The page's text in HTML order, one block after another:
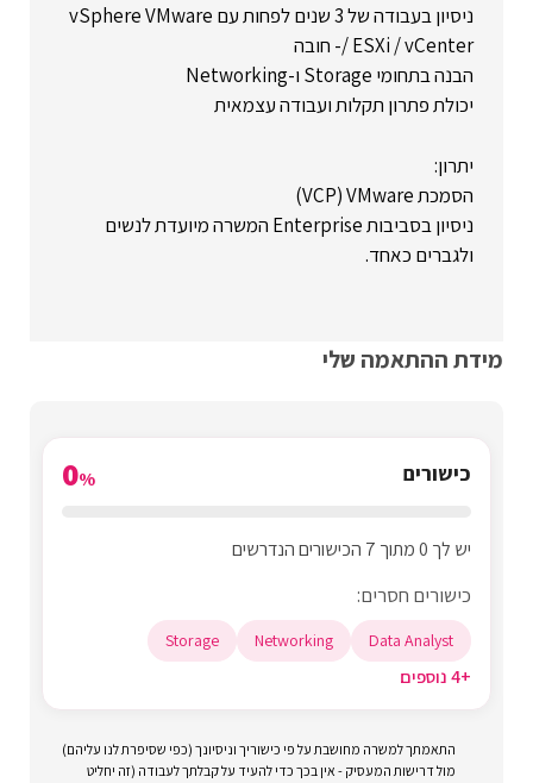
ניסיון בעבודה של 3 שנים לפחות עם VMware ‏vSphere
/ ESXi / vCenter- חובה
הבנה בתחומי Storage ו-Networking
יכולת פתרון תקלות ועבודה עצמאית
יתרון:
הסמכת VMware ‏(VCP)
ניסיון בסביבות Enterprise המשרה מיועדת לנשים
ולגברים כאחד.
מידת ההתאמה שלי
כישורים 0%
יש לך 0 מתוך 7 הכישורים הנדרשים
כישורים חסרים:
Data Analyst
Networking
Storage
+4 נוספים
התאמתך למשרה מחושבת על פי כישוריך וניסיונך (כפי שסיפרת לנו עליהם)
מול דרישות המעסיק - אין בכך כדי להעיד על קבלתך לעבודה (זה יחליט